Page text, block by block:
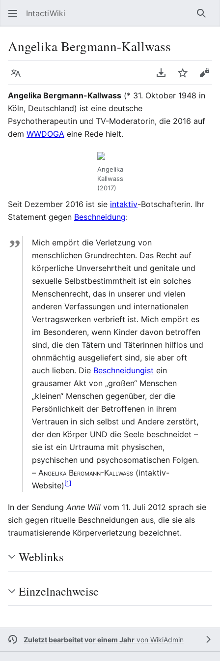
IntactiWiki
Angelika Bergmann-Kallwass
Sprache PDF
Angelika Bergmann-Kallwass (* 31. Oktober 1948 in
Köln, Deutschland) ist eine deutsche
Psychotherapeutin und TV-Moderatorin, die 2016 auf
dem WWDOGA eine Rede hielt.
Angelika
Kallwass
(2017)
Seit Dezember 2016 ist sie intaktiv-Botschafterin. Ihr
Statement gegen Beschneidung:
”
Mich empört die Verletzung von
menschlichen Grundrechten. Das Recht auf
körperliche Unversehrtheit und genitale und
sexuelle Selbstbestimmtheit ist ein solches
Menschenrecht, das in unserer und vielen
anderen Verfassungen und internationalen
Vertragswerken verbrieft ist. Mich empört es
im Besonderen, wenn Kinder davon betroffen
sind, die den Tätern und Täterinnen hilflos und
ohnmächtig ausgeliefert sind, sie aber oft
auch lieben. Die Beschneidungist ein
grausamer Akt von „großen“ Menschen
„kleinen“ Menschen gegenüber, der die
Persönlichkeit der Betroffenen in ihrem
Vertrauen in sich selbst und Andere zerstört,
der den Körper UND die Seele beschneidet –
sie ist ein Urtrauma mit physischen,
psychischen und psychosomatischen Folgen.
– Angelika Bergmann-Kallwass (intaktiv-
Website) [1]
In der Sendung Anne Will vom 11. Juli 2012 sprach sie
sich gegen rituelle Beschneidungen aus, die sie als
traumatisierende Körperverletzung bezeichnet.
Weblinks
Einzelnachweise
Zuletzt bearbeitet vor einem Jahr von WikiAdmin